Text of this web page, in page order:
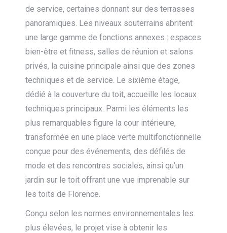
de service, certaines donnant sur des terrasses
panoramiques. Les niveaux souterrains abritent
une large gamme de fonctions annexes : espaces
bien-être et fitness, salles de réunion et salons
privés, la cuisine principale ainsi que des zones
techniques et de service. Le sixième étage,
dédié à la couverture du toit, accueille les locaux
techniques principaux. Parmi les éléments les
plus remarquables figure la cour intérieure,
transformée en une place verte multifonctionnelle
conçue pour des événements, des défilés de
mode et des rencontres sociales, ainsi qu’un
jardin sur le toit offrant une vue imprenable sur
les toits de Florence.
Conçu selon les normes environnementales les
plus élevées, le projet vise à obtenir les